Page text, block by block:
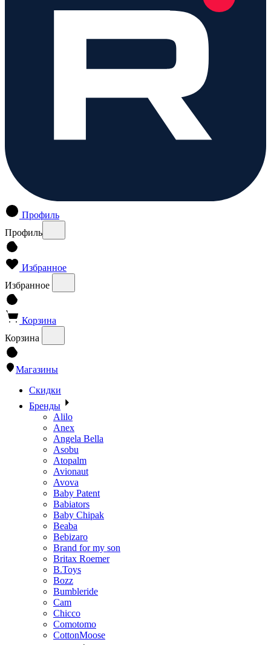
Профиль
Профиль
Избранное
Избранное
Корзина
Корзина
Магазины
Скидки
Бренды
Alilo
Anex
Angela Bella
Asobu
Atopalm
Avionaut
Avova
Baby Patent
Babiators
Baby Chipak
Beaba
Bebizaro
Brand for my son
Britax Roemer
B.Toys
Bozz
Bumbleride
Cam
Chicco
Comotomo
CottonMoose